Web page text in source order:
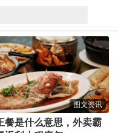
图文资讯
餐是什么意思，外卖霸